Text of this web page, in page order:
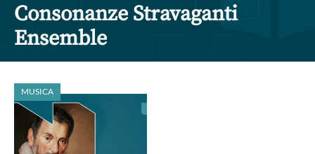
ESPLORA
ARTE
Consonanze Stravaganti
Ensemble
MUSICA